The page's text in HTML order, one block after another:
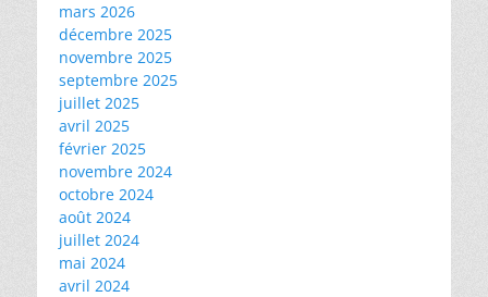
mars 2026
décembre 2025
novembre 2025
septembre 2025
juillet 2025
avril 2025
février 2025
novembre 2024
octobre 2024
août 2024
juillet 2024
mai 2024
avril 2024